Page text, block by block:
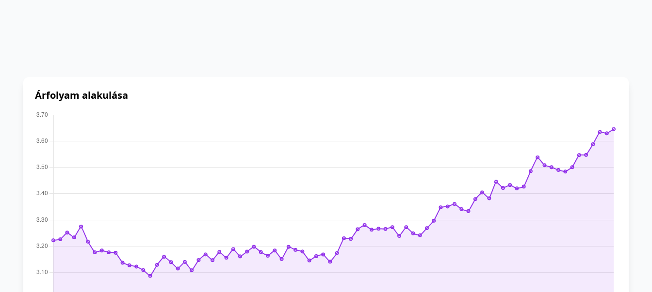
Árfolyam alakulása